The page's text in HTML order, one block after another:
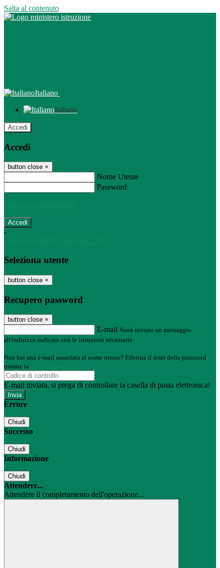
Salta al contenuto
Italiano
Italiano
Accedi
Accedi
button close ×
Nome Utente
Password
-
Seleziona utente
button close ×
Recupero password
button close ×
E-mail Verrà inviato un messaggio
all'indirizzo indicato con le istruzioni necessarie.
Non hai una e-mail associata al nome utente? Effettua il reset della password
tramite la
E-mail inviata, si prega di controllare la casella di posta elettronica!
Errore
Chiudi
Successo
Chiudi
Informazione
Chiudi
Attendere...
Attendere il completamento dell'operazione...